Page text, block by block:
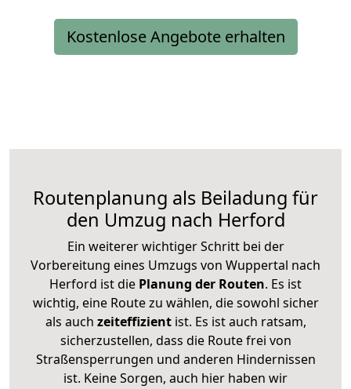
Kostenlose Angebote erhalten
Routenplanung als Beiladung für
den Umzug nach Herford
Ein weiterer wichtiger Schritt bei der
Vorbereitung eines Umzugs von Wuppertal nach
Herford ist die Planung der Routen. Es ist
wichtig, eine Route zu wählen, die sowohl sicher
als auch zeiteffizientist. Es ist auch ratsam,
sicherzustellen, dass die Route frei von
Straßensperrungen und anderen Hindernissen
ist. Keine Sorgen, auch hier haben wir